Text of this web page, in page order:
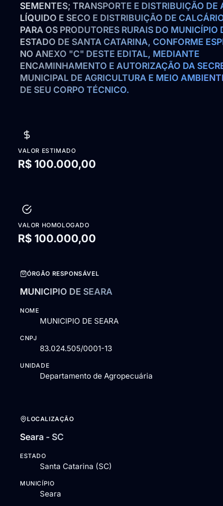
SEMENTES; TRANSPORTE E DISTRIBUIÇÃO DE
LÍQUIDO E SECO E DISTRIBUIÇÃO DE
PARA OS PRODUTORES RURAIS DO MUNICÍPIO
ESTADO DE SANTA CATARINA, CONFORME
NO ANEXO "C" DESTE EDITAL, MEDIANTE
ENCAMINHAMENTO E AUTORIZAÇÃO DA
MUNICIPAL DE AGRICULTURA E MEIO
DE SEU CORPO TÉCNICO.
VALOR ESTIMADO
R$ 100.000,00
VALOR HOMOLOGADO
R$ 100.000,00
ÓRGÃO RESPONSÁVEL
MUNICIPIO DE SEARA
NOME
MUNICIPIO DE SEARA
CNPJ
83.024.505/0001-13
UNIDADE
Departamento de Agropecuária
LOCALIZAÇÃO
Seara - SC
ESTADO
Santa Catarina (SC)
MUNICÍPIO
Seara